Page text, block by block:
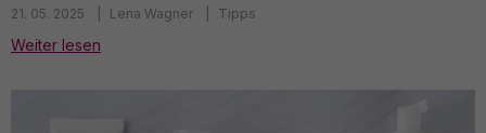
21. 05. 2025 Lena Wagner Tipps
Weiter lesen